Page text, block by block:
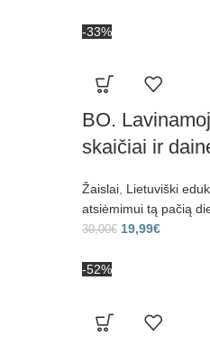
-33%
BO.
skaičiai ir
Žaislai Lietuviški
atsiėmimui tą pačią
30,00€ 19,99€
-52%